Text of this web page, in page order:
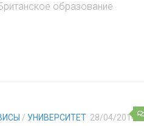
образование
/ УНИВЕРСИТЕТ 28/04/2014